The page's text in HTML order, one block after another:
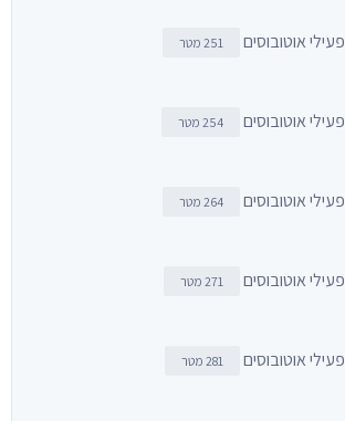
251 מטר
254 מטר
264 מטר
271 מטר
281 מטר